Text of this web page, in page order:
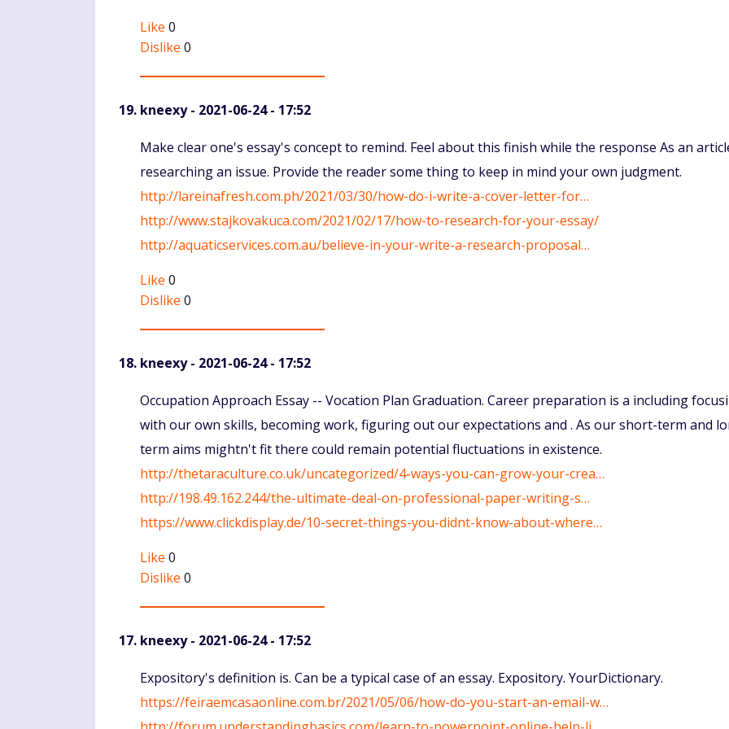
Like 0
Dislike 0
kneexy- 2021-06-24 - 17:52
Komentaras
Make clear one's essay's concept to remind. Feel about this finish while the response As an
researching an issue. Provide the reader some thing to keep in mind your own judgment.
http://lareinafresh.com.ph/2021/03/30/how-do-i-write-a-cover-letter-for…
http://www.stajkovakuca.com/2021/02/17/how-to-research-for-your-essay/
http://aquaticservices.com.au/believe-in-your-write-a-research-proposal…
Like 0
Dislike 0
kneexy- 2021-06-24 - 17:52
Komentaras
Occupation Approach Essay -- Vocation Plan Graduation. Career preparation is a including
with our own skills, becoming work, figuring out our expectations and . As our short-term and
term aims mightn't fit there could remain potential fluctuations in existence.
http://thetaraculture.co.uk/uncategorized/4-ways-you-can-grow-your-crea…
http://198.49.162.244/the-ultimate-deal-on-professional-paper-writing-s…
https://www.clickdisplay.de/10-secret-things-you-didnt-know-about-where…
Like 0
Dislike 0
kneexy- 2021-06-24 - 17:52
Komentaras
Expository's definition is. Can be a typical case of an essay. Expository. YourDictionary.
https://feiraemcasaonline.com.br/2021/05/06/how-do-you-start-an-email-w…